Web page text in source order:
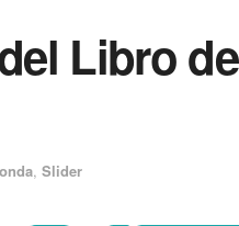
Libro de
, Slider